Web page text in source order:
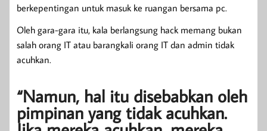
berkepentingan untuk masuk ke ruangan bersama pc.
Oleh gara-gara itu, kala berlangsung hack memang bukan
salah orang IT atau barangkali orang IT dan admin tidak
acuhkan.
“Namun, hal itu disebabkan oleh
pimpinan yang tidak acuhkan.